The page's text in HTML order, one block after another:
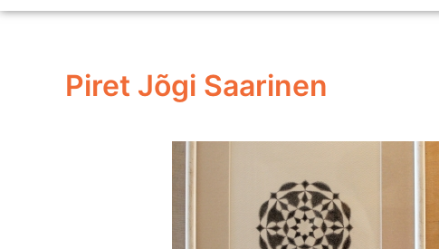
Piret Jõgi Saarinen